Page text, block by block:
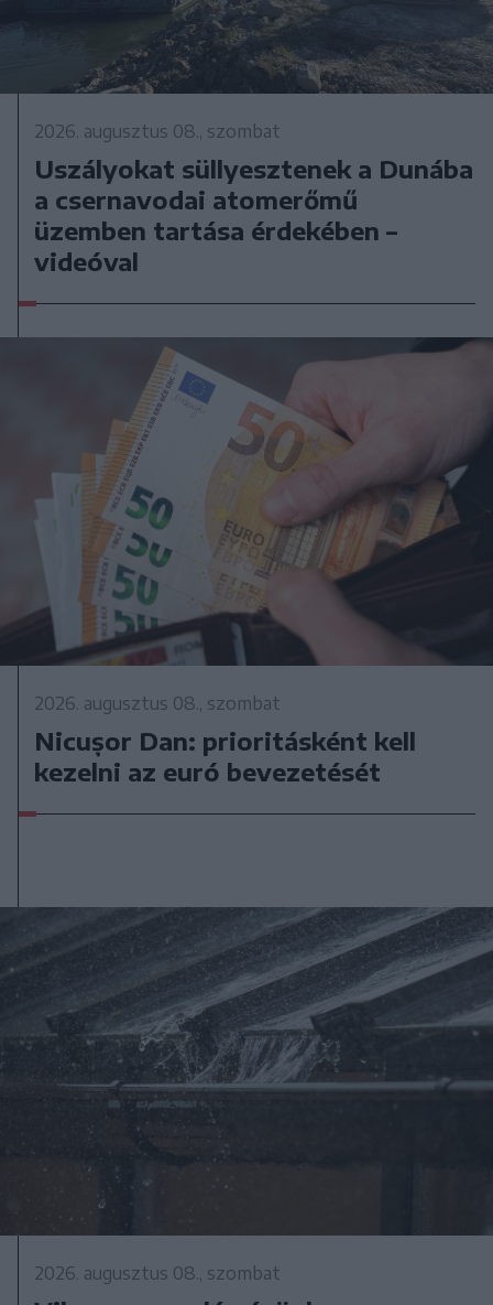
2026. augusztus 08., szombat
Uszályokat süllyesztenek a Dunába
a csernavodai atomerőmű
üzemben tartása érdekében –
videóval
2026. augusztus 08., szombat
Nicușor Dan: prioritásként kell
kezelni az euró bevezetését
2026. augusztus 08., szombat